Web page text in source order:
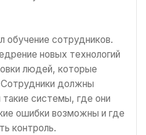
обучение сотрудников.
новых технологий
людей, которые
должны
системы, где они
ошибки возможны и где
контроль.